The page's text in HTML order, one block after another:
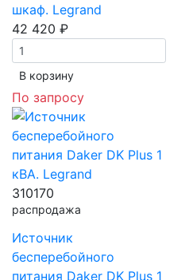
шкаф. Legrand
42 420 ₽
В корзинy
По запросу
310170
распродажа
Источник
бесперебойного
питания Daker DK Plus 1